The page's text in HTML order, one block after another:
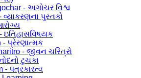
- અગોચર વિશ્વ
વ્યાકરણના પુસ્તકો
ઇતિહાસવિષયક
- પ્રેરણાત્મક
- જીવન ચરિત્રો
ટુચકા
- પત્રકારત્વ